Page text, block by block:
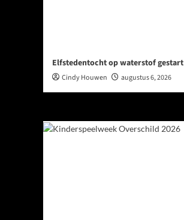
Elfstedentocht op waterstof gestart
Cindy Houwen augustus 6, 2026